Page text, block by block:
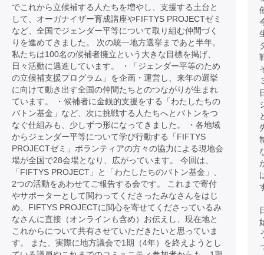
でこれから立候補する人たちを増やし、支援する土台と
して、オーガナイザー育成講座やFIFTYS PROJECTゼミ
など、全国でジェンダー平等について取り組む仲間づく
りを進めてきました。 次の統一地方選挙まであと半年。
私たちは100名の候補者擁立という大きな目標を掲げ、
日々活動に邁進しています。 ・「ジェンダー平等のため
の立候補支援プログラム」を企画・運営し、来年の選挙
に向けて動き出す全国の仲間たちとのつながりが生まれ
ています。 ・候補者に金銭的支援をする「わたしたちの
バトン基金」など、次に挑戦する人たちへとバトンをつ
なぐ仕組みも、少しずつ形になってきました。 ・各地域
からジェンダー平等について学び行動する「FIFTYS
PROJECTゼミ」ボランティアの方々の協力による現地会
場が全国で28会場となり、広がっています。 今回は、
「FIFTYS PROJECT」と「わたしたちのバトン基金」、
2つの活動をあわせてご報告する会です。 これまで寄付
やサポーターとして関わってくださったみなさんをはじ
め、FIFTYS PROJECTに関心を寄せてくださっているみ
なさんに直接（オンラインも含め）お伝えし、現在地と
これからについて共有させていただきたいと思っていま
す。 また、実際に地方議会で1期（4年）を終えようとし